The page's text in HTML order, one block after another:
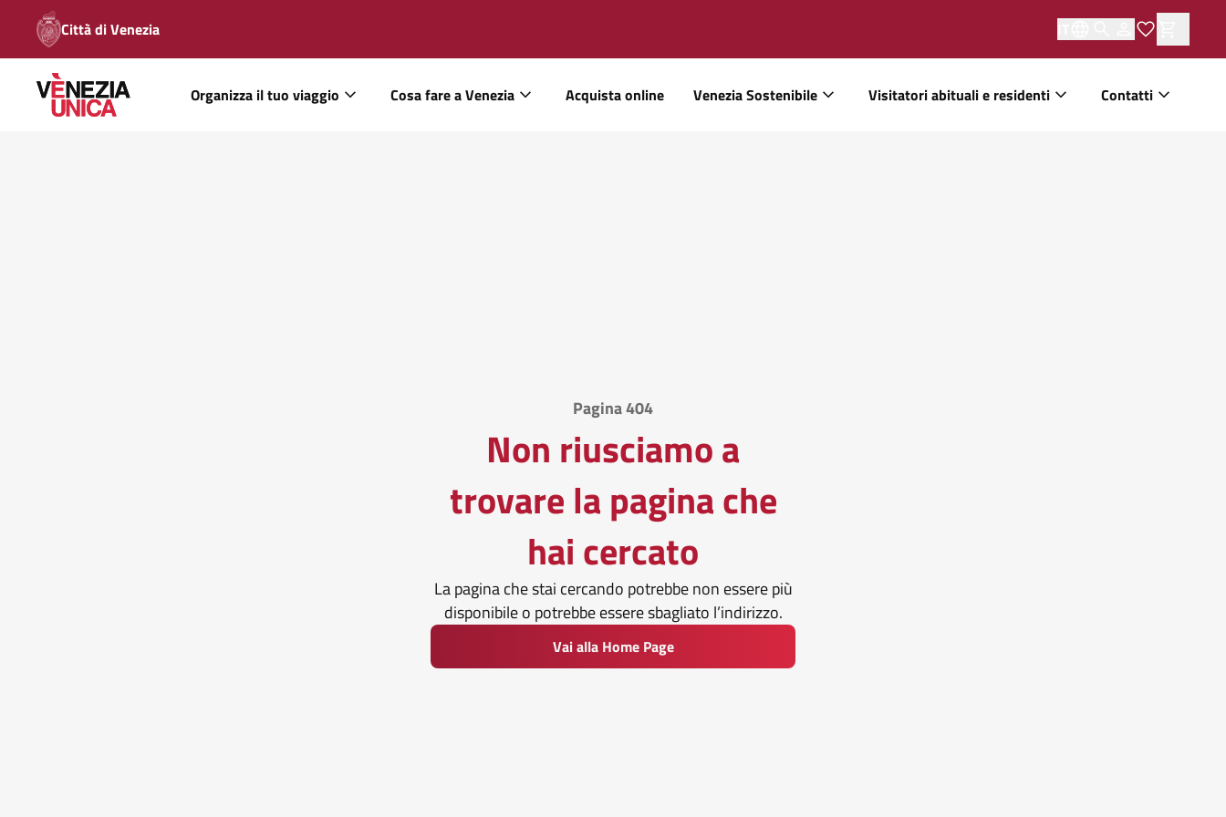
Città di Venezia
Organizza il tuo viaggio Cosa fare a Venezia Acquista online Venezia Sostenibile Visitatori abituali e residenti Contatti
Pagina 404
Non riusciamo a
trovare la pagina che
hai cercato
La pagina che stai cercando potrebbe non essere più
disponibile o potrebbe essere sbagliato l’indirizzo.
Vai alla Home Page